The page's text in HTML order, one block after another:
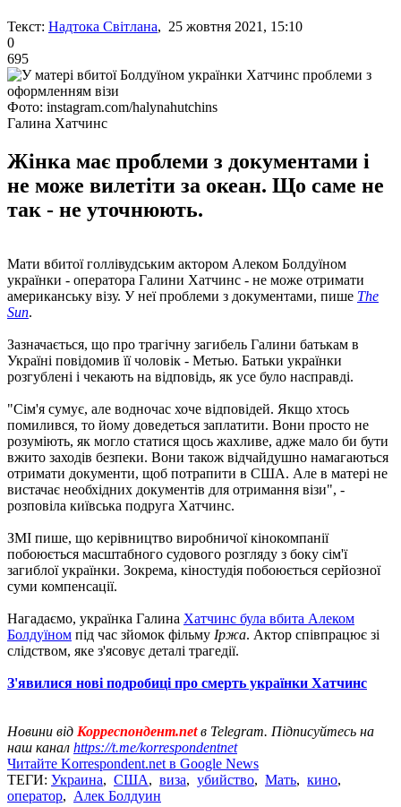
Текст: Надтока Світлана, 25 жовтня 2021, 15:10
0
695
Фото: instagram.com/halynahutchins
Галина Хатчинс
Жінка має проблеми з документами і
не може вилетіти за океан. Що саме не
так - не уточнюють.
Мати вбитої голлівудським актором Алеком Болдуїном
українки - оператора Галини Хатчинс - не може отримати
американську візу. У неї проблеми з документами, пише The
Sun.
Зазначається, що про трагічну загибель Галини батькам в
Україні повідомив її чоловік - Метью. Батьки українки
розгублені і чекають на відповідь, як усе було насправді.
"Сім'я сумує, але водночас хоче відповідей. Якщо хтось
помилився, то йому доведеться заплатити. Вони просто не
розуміють, як могло статися щось жахливе, адже мало би бути
вжито заходів безпеки. Вони також відчайдушно намагаються
отримати документи, щоб потрапити в США. Але в матері не
вистачає необхідних документів для отримання візи", -
розповіла київська подруга Хатчинс.
ЗМІ пише, що керівництво виробничої кінокомпанії
побоюється масштабного судового розгляду з боку сім'ї
загиблої українки. Зокрема, кіностудія побоюється серйозної
суми компенсації.
Нагадаємо, українка Галина Хатчинс була вбита Алеком
Болдуїном під час зйомок фільму Іржа. Актор співпрацює зі
слідством, яке з'ясовує деталі трагедії.
З'явилися нові подробиці про смерть українки Хатчинс
Новини від Корреспондент.netв Telegram. Підписуйтесь на
наш канал https://t.me/korrespondentnet
Читайте Korrespondent.net в Google News
ТЕГИ: Украина, США, виза, убийство, Мать, кино,
оператор, Алек Болдуин